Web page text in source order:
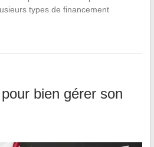
types de financement
bien gérer son